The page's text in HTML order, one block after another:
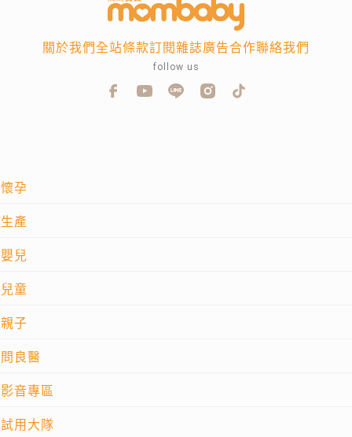
懷孕
生產
嬰兒
兒童
親子
問良醫
影音專區
試用大隊
關於我們全站條款訂閱雜誌廣告合作聯絡我們
follow us